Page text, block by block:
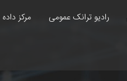
رادیو ترانک عمومی مرکز داده